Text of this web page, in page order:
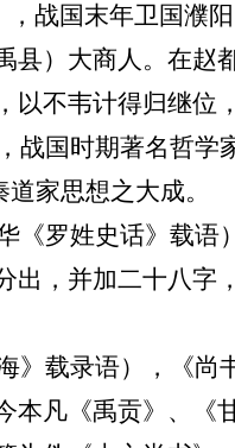
战国末年卫国濮
县）大商人。在赵
以不韦计得归继位
战国时期著名哲学
家思想之大成。
《罗姓史话》载语
出，并加二十八字
》载录语），《尚
本凡《禹贡》、《